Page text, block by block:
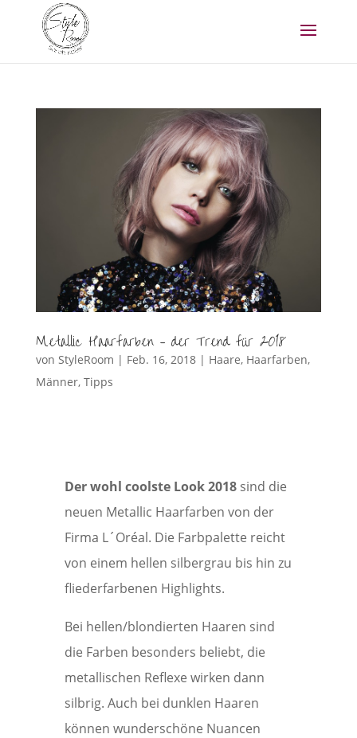
Metallic Haarfarben – der Trend für 2018
von StyleRoom | Feb. 16, 2018| Haare, Haarfarben,
Männer, Tipps
Der wohl coolste Look 2018sind die
neuen Metallic Haarfarben von der
Firma L´Oréal. Die Farbpalette reicht
von einem hellen silbergrau bis hin zu
fliederfarbenen Highlights.
Bei hellen/blondierten Haaren sind
die Farben besonders beliebt, die
metallischen Reflexe wirken dann
silbrig. Auch bei dunklen Haaren
können wunderschöne Nuancen